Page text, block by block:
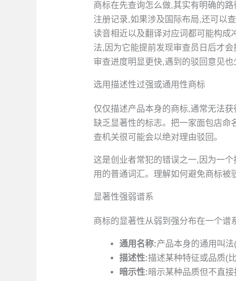
商标在先查询怎么做,其实有明确的
注册记录,如果涉及国际布局,还可以
读音相近以及翻译对应词都可能构成
法,因为它能提前发现审查员日后才
审查进度明显更快,遇到的驳回意见也
选用描述性过强或通用性商标
仅仅描述产品本身的商标,通常无法
缺乏显著性的标志。把一家面包店命
查机关很可能会以绝对理由驳回。
这是创业者常犯的错误之一,因为一
用的普通词汇。理解如何避免商标被
显著性强弱谱系
商标的显著性从弱到强分布在一个谱
通用名称:产品本身的通用叫法
描述性:描述某种特征或品质(
暗示性:暗示某种品质但不直接